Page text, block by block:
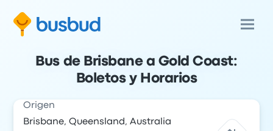
Bus de Brisbane a Gold Coast:
Boletos y Horarios
Origen